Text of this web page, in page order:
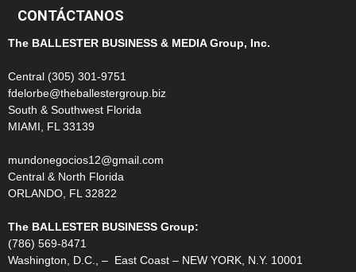
CONTÁCTANOS
The BALLESTER BUSINESS & MEDIA Group, Inc.
Central (305) 301-9751
fdelorbe@theballestergroup.biz
South & Southwest Florida
MIAMI, FL 33139
mundonegocios12@gmail.com
Central & North Florida
ORLANDO, FL 32822
The BALLESTER BUSINESS Group:
(786) 569-8471
Washington, D.C., – East Coast – NEW YORK, N.Y. 10001